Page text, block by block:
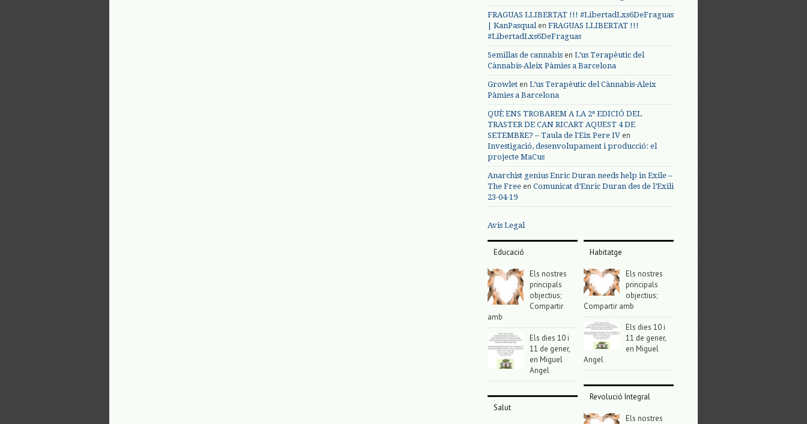
FRAGUAS LLIBERTAT !!! #LibertadLxs6DeFraguas
| KanPasqualen FRAGUAS LLIBERTAT !!!
#LibertadLxs6DeFraguas
Semillas de cannabis en L’us Terapèutic del
Cànnabis-Aleix Pàmies a Barcelona
Growlet en L’us Terapèutic del Cànnabis-Aleix
Pàmies a Barcelona
QUÈ ENS TROBAREM A LA 2ª EDICIÓ DEL
TRASTER DE CAN RICART AQUEST 4 DE
SETEMBRE? – Taula de l'Eix Pere IV en
Investigació, desenvolupament i producció: el
projecte MaCus
Anarchist genius Enric Duran needs help in Exile –
The Free en Comunicat d’Enric Duran des de l’Exili
23-04-19
Avis Legal
Educació
Els nostres
principals
objectius;
Compartir
amb
Els dies 10 i
11 de gener,
en Miguel
Angel
Salut
Habitatge
Els nostres
principals
objectius;
Compartir amb
Els dies 10 i
11 de gener,
en Miguel
Angel
Revolució Integral
Els nostres